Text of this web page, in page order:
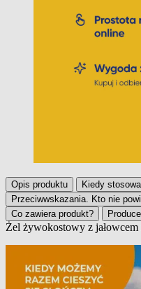
Opis produktu Kiedy
Przeciwwskazania. Kto nie
Co zawiera produkt?
Opis produktu
Żel żywokostowy z